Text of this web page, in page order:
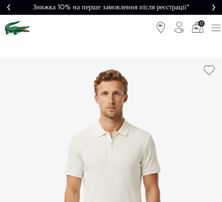
Знижка 10% на перше замовлення після реєстрації*
0
5000₴*